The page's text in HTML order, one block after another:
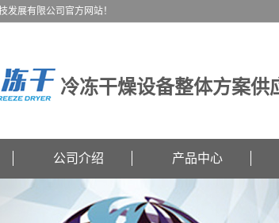
发展有限公司官方网站！
冷冻干燥设备整体方案供
公司介绍 产品中心